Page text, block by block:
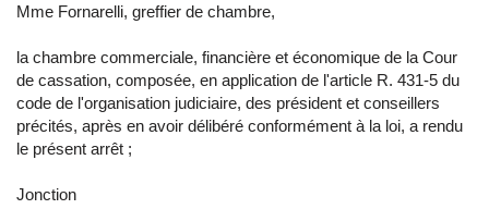
Mme Fornarelli, greffier de chambre,
la chambre commerciale, financière et économique de la Cour
de cassation, composée, en application de l'article R. 431-5 du
code de l'organisation judiciaire, des président et conseillers
précités, après en avoir délibéré conformément à la loi, a rendu
le présent arrêt ;
Jonction